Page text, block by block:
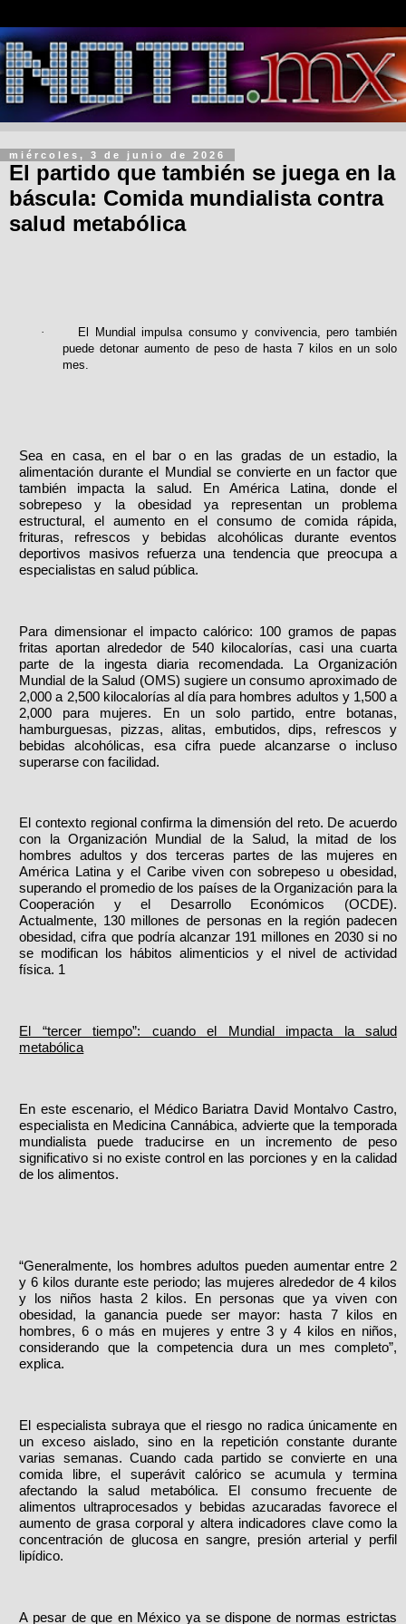
miércoles, 3 de junio de 2026
El partido que también se juega en la
báscula: Comida mundialista contra
salud metabólica
·
El Mundial impulsa consumo y convivencia, pero también
puede detonar aumento de peso de hasta 7 kilos en un solo
mes.
Sea en casa, en el bar o en las gradas de un estadio, la
alimentación durante el Mundial se convierte en un factor que
también impacta la salud. En América Latina, donde el
sobrepeso y la obesidad ya representan un problema
estructural, el aumento en el consumo de comida rápida,
frituras, refrescos y bebidas alcohólicas durante eventos
deportivos masivos refuerza una tendencia que preocupa a
especialistas en salud pública.
Para dimensionar el impacto calórico: 100 gramos de papas
fritas aportan alrededor de 540 kilocalorías, casi una cuarta
parte de la ingesta diaria recomendada. La Organización
Mundial de la Salud (OMS) sugiere un consumo aproximado de
2,000 a 2,500 kilocalorías al día para hombres adultos y 1,500 a
2,000 para mujeres. En un solo partido, entre botanas,
hamburguesas, pizzas, alitas, embutidos, dips, refrescos y
bebidas alcohólicas, esa cifra puede alcanzarse o incluso
superarse con facilidad.
El contexto regional confirma la dimensión del reto. De acuerdo
con la Organización Mundial de la Salud, la mitad de los
hombres adultos y dos terceras partes de las mujeres en
América Latina y el Caribe viven con sobrepeso u obesidad,
superando el promedio de los países de la Organización para la
Cooperación y el Desarrollo Económicos (OCDE).
Actualmente, 130 millones de personas en la región padecen
obesidad, cifra que podría alcanzar 191 millones en 2030 si no
se modifican los hábitos alimenticios y el nivel de actividad
física. 1
El “tercer tiempo”: cuando el Mundial impacta la salud
metabólica
En este escenario, el Médico Bariatra David Montalvo Castro,
especialista en Medicina Cannábica, advierte que la temporada
mundialista puede traducirse en un incremento de peso
significativo si no existe control en las porciones y en la calidad
de los alimentos.
“Generalmente, los hombres adultos pueden aumentar entre 2
y 6 kilos durante este periodo; las mujeres alrededor de 4 kilos
y los niños hasta 2 kilos. En personas que ya viven con
obesidad, la ganancia puede ser mayor: hasta 7 kilos en
hombres, 6 o más en mujeres y entre 3 y 4 kilos en niños,
considerando que la competencia dura un mes completo”,
explica.
El especialista subraya que el riesgo no radica únicamente en
un exceso aislado, sino en la repetición constante durante
varias semanas. Cuando cada partido se convierte en una
comida libre, el superávit calórico se acumula y termina
afectando la salud metabólica. El consumo frecuente de
alimentos ultraprocesados y bebidas azucaradas favorece el
aumento de grasa corporal y altera indicadores clave como la
concentración de glucosa en sangre, presión arterial y perfil
lipídico.
A pesar de que en México ya se dispone de normas estrictas